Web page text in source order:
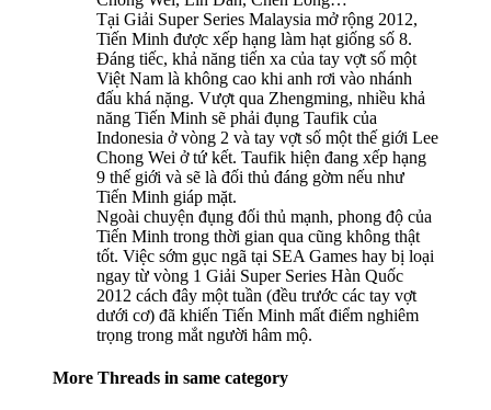
Tại Giải Super Series Malaysia mở rộng 2012,
Tiến Minh được xếp hạng làm hạt giống số 8.
Đáng tiếc, khả năng tiến xa của tay vợt số một
Việt Nam là không cao khi anh rơi vào nhánh
đấu khá nặng. Vượt qua Zhengming, nhiều khả
năng Tiến Minh sẽ phải đụng Taufik của
Indonesia ở vòng 2 và tay vợt số một thế giới Lee
Chong Wei ở tứ kết. Taufik hiện đang xếp hạng
9 thế giới và sẽ là đối thủ đáng gờm nếu như
Tiến Minh giáp mặt.
Ngoài chuyện đụng đối thủ mạnh, phong độ của
Tiến Minh trong thời gian qua cũng không thật
tốt. Việc sớm gục ngã tại SEA Games hay bị loại
ngay từ vòng 1 Giải Super Series Hàn Quốc
2012 cách đây một tuần (đều trước các tay vợt
dưới cơ) đã khiến Tiến Minh mất điểm nghiêm
trọng trong mắt người hâm mộ.
More Threads in same category